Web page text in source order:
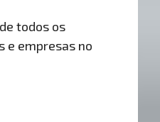
todos os
e empresas no